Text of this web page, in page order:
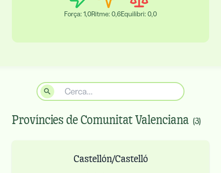
Força:1,0Ritme:0,6Equilibri:0,0
Províncies de Comunitat Valenciana (3)
Castellón/Castelló